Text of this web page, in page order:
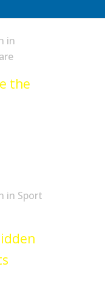
in
the
in Sport